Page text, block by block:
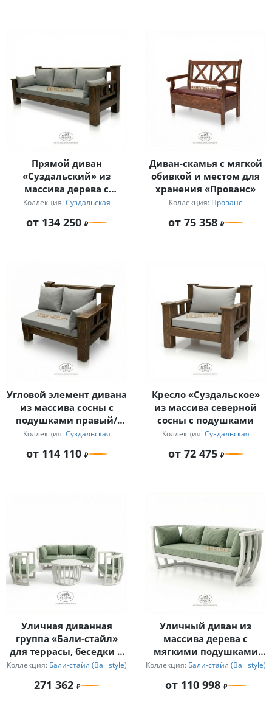
Прямой диван
«Суздальский» из
массива дерева с
мягкими подушками
Коллекция: Суздальская
от 134 250
Диван-скамья с мягкой
обивкой и местом для
хранения «Прованс»
Коллекция: Прованс
от 75 358
Угловой элемент дивана
из массива сосны с
подушками правый/
левый
Коллекция: Суздальская
от 114 110
Кресло «Суздальское»
из массива северной
сосны с подушками
Коллекция: Суздальская
от 72 475
Уличная диванная
группа «Бали-стайл»
для террасы, беседки и
сада
Коллекция: Бали-стайл (Bali style)
271 362
Уличный диван из
массива дерева с
мягкими подушками
«Бали-стайл»
Коллекция: Бали-стайл (Bali style)
от 110 998